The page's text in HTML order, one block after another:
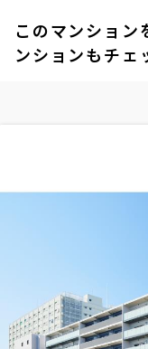
このマンション
ンションもチェ